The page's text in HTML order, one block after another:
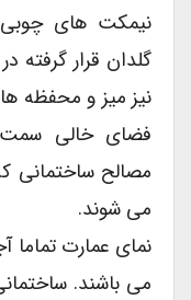
نیمکت های چوبی
گلدان قرار گرفته
نیز میز و محفظه
فضای خالی سمت
مصالح ساختمانی
می شوند.
نمای عمارت تماما
می باشند.